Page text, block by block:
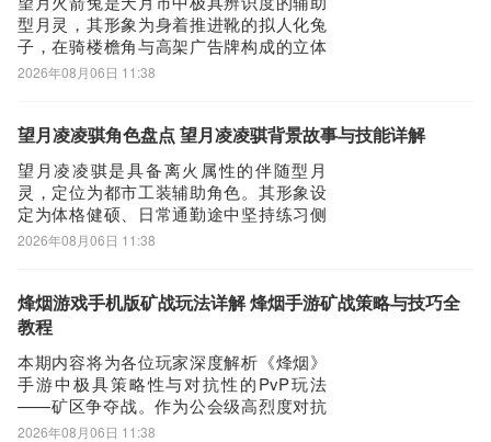
经和光路
型月灵，其形象为身着推进靴的拟人化兔
子，在骑楼檐角与高架广告牌构成的立体
空间中高频穿行。它并非以直接输出见
度。在旧城区屋檐间快速穿行、抢占混沌
数战斗向月灵，能
2026年08月06日 11:38
望月凌凌骐角色盘点 望月凌凌骐背景故事与技能详解
望月凌凌骐是具备离火属性的伴随型月
灵，定位为都市工装辅助角色。其形象设
定为体格健硕、日常通勤途中坚持练习侧
平举的职场系月灵。骨骼结构融合离火共
玩家在德祠区承接物流类委托时，可在骑
楼阴影处留意身形挺拔、随身公文包反
2026年08月06日 11:38
烽烟游戏手机版矿战玩法详解 烽烟手游矿战策略与技巧全
教程
本期内容将为各位玩家深度解析《烽烟》
手游中极具策略性与对抗性的PvP玩法
——矿区争夺战。作为公会级高烈度对抗
的核心玩法之一，该模式凭借紧张的节
2026年08月06日 11:38